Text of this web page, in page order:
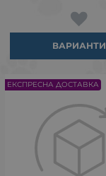
ВАРИАНТИ
ЕКСПРЕСНА ДОСТАВКА